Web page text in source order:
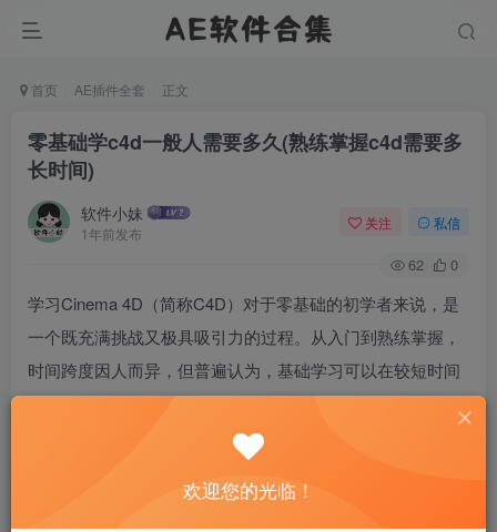
首页 AE插件全套 正文
零基础学c4d一般人需要多久(熟练掌握c4d需要多
长时间)
软件小妹
1年前发布
关注 私信
62 0
学习Cinema 4D（简称C4D）对于零基础的初学者来说，是
一个既充满挑战又极具吸引力的过程。从入门到熟练掌握，
时间跨度因人而异，但普遍认为，基础学习可以在较短时间
内完成，而达到精通则需要长期的实践和深入学习。本文将
从学习曲线、系统学习周期以及实践与进阶三个角度，探讨
欢迎您的光临！